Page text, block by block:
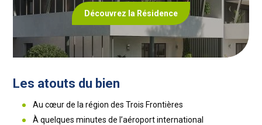
Découvrez la Résidence
Les atouts du bien
Au cœur de la région des Trois Frontières
À quelques minutes de l’aéroport international